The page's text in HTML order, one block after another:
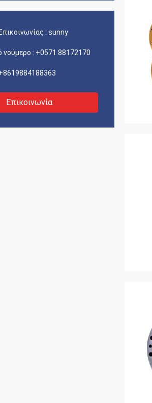
: sunny
νούμερο : +0571 88172170
Επικοινωνία